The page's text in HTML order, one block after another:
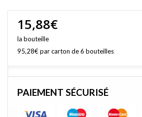
15,88€
la bouteille
95,28€par carton de 6 bouteilles
PAIEMENT SÉCURISÉ